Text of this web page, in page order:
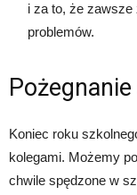
i za to, że zawsze
problemów.
Koniec roku
kolegami. Możemy
chwile spędzone w